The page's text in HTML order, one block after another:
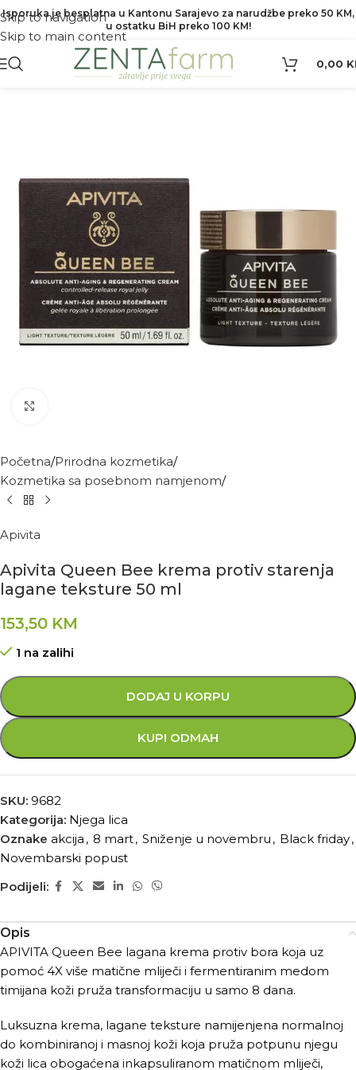
Skip to navigation
Skip to main content
Isporuka je besplatna u Kantonu Sarajevo za narudžbe preko 50 KM,
u ostatku BiH preko 100 KM!
0,00
Početna Prirodna kozmetika
Kozmetika sa posebnom namjenom
Apivita
Apivita Queen Bee krema protiv starenja
lagane teksture 50 ml
153,50 KM
1 na zalihi
DODAJ U KORPU
KUPI ODMAH
SKU: 9682
Kategorija: Njega lica
Oznake akcija , 8 mart, Sniženje u novembru , Black friday,
Novembarski popust
Podijeli:
Opis
APIVITA Queen Bee lagana krema protiv bora koja uz
pomoć 4X više matične mliječi i fermentiranim medom
timijana koži pruža transformaciju u samo 8 dana.
Luksuzna krema, lagane teksture namijenjena normalnoj
do kombiniranoj i masnoj koži koja pruža potpunu njegu
koži lica obogaćena inkapsuliranom matičnom mliječi,